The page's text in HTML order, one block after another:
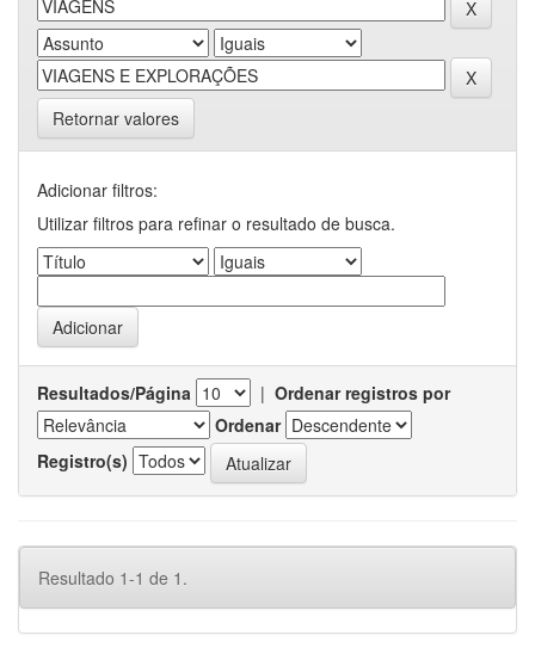
Retornar valores
Adicionar filtros:
Utilizar filtros para refinar o resultado de busca.
Resultados/Página | Ordenar registros por
Ordenar
Registro(s)
Resultado 1-1 de 1.